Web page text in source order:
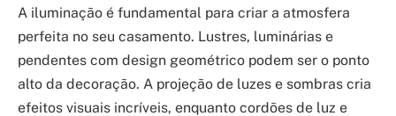
A iluminação é fundamental para criar a atmosfera
perfeita no seu casamento. Lustres, luminárias e
pendentes com design geométrico podem ser o ponto
alto da decoração. A projeção de luzes e sombras cria
efeitos visuais incríveis, enquanto cordões de luz e